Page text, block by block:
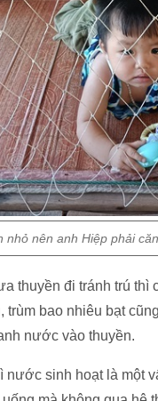
nhỏ nên anh Hiệp phải
thuyền đi tránh trú
bao nhiêu bạt
nước vào thuyền.
nước sinh hoạt là một